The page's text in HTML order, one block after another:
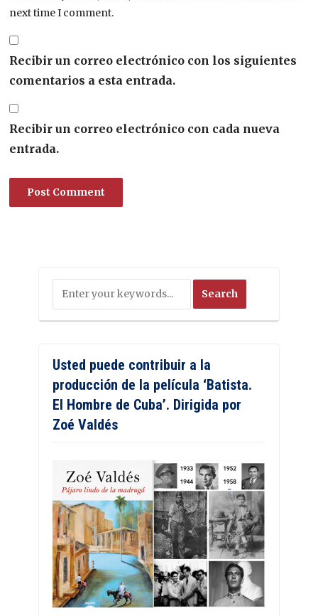
next time I comment.
Recibir un correo electrónico con los siguientes
comentarios a esta entrada.
Recibir un correo electrónico con cada nueva
entrada.
Usted puede contribuir a la
producción de la película ‘Batista.
El Hombre de Cuba’. Dirigida por
Zoé Valdés